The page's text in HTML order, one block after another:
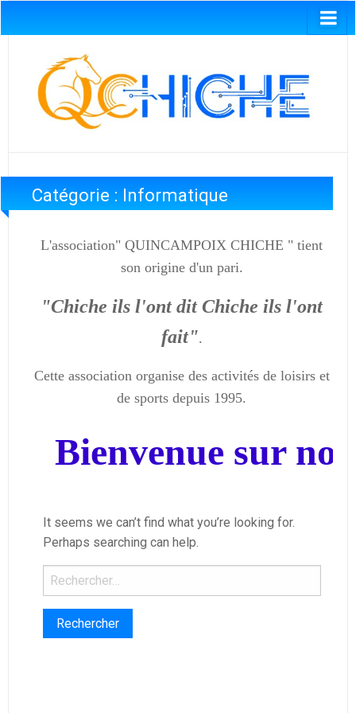
Catégorie : Informatique
L'association" QUINCAMPOIX CHICHE "tient
son origine d'un pari.
"Chiche ils l'ont ditChiche ils l'ont
fait".
Cette association organise des activités de loisirs et
de sports depuis 1995.
Bienvenue sur
It seems we can’t find what you’re looking for.
Perhaps searching can help.
Rechercher :